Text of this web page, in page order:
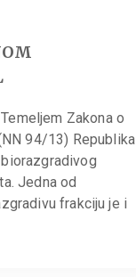
Zakona o
94/13) Republika
Jedna od
frakciju je i